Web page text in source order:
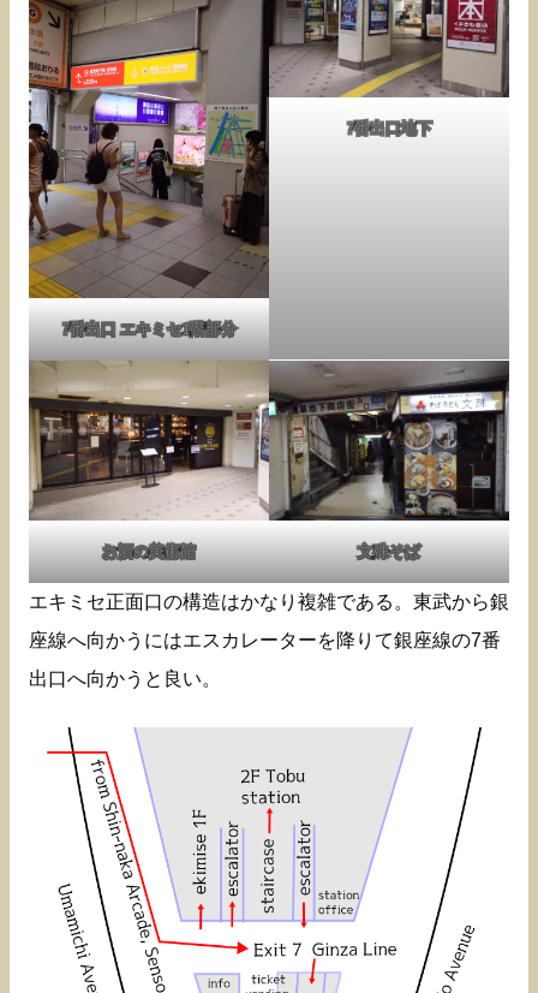
7番出口 エキミセ1階部分
7番出口地下
お酒の美術館 文殊そば
エキミセ正面口の構造はかなり複雑である。東武から銀
座線へ向かうにはエスカレーターを降りて銀座線の7番
出口へ向かうと良い。